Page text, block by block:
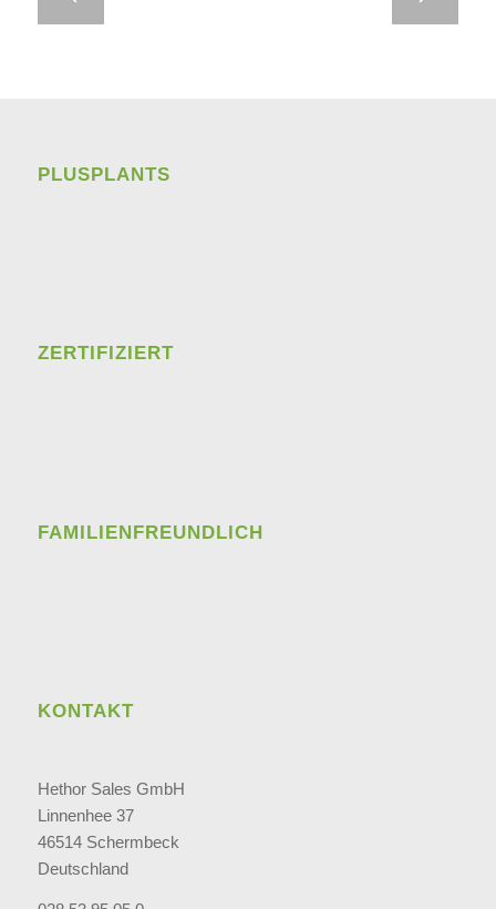
PLUSPLANTS
ZERTIFIZIERT
FAMILIENFREUNDLICH
KONTAKT
Hethor Sales GmbH
Linnenhee 37
46514 Schermbeck
Deutschland